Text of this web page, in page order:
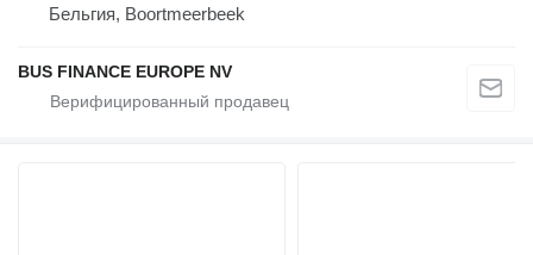
Бельгия, Boortmeerbeek
BUS FINANCE EUROPE NV